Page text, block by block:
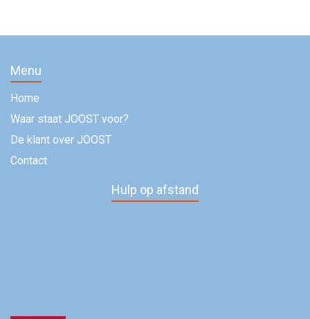
Menu
Home
Waar staat JOOST voor?
De klant over JOOST
Contact
Hulp op afstand